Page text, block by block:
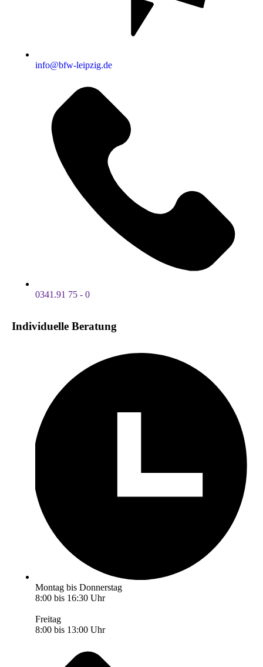
info@bfw-leipzig.de
0341.91 75 - 0
Individuelle Beratung
Montag bis Donnerstag
8:00 bis 16:30 Uhr
Freitag
8:00 bis 13:00 Uhr